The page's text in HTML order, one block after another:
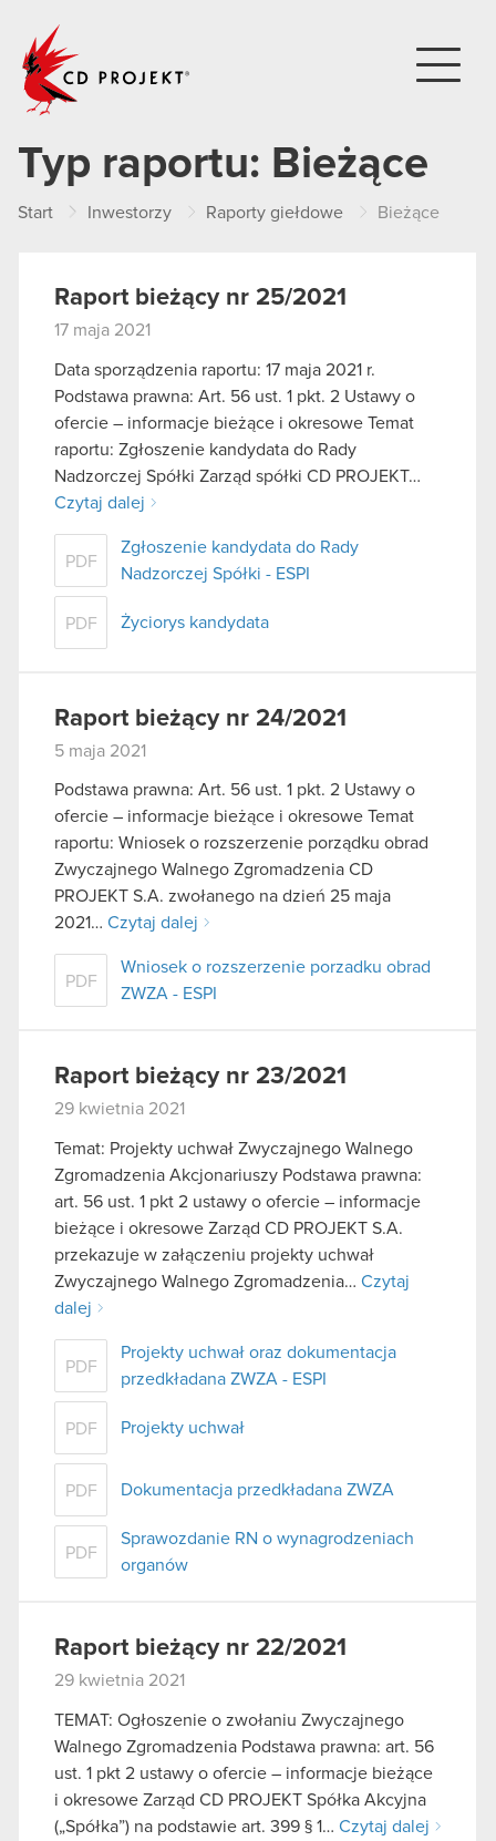
Typ raportu: Bieżące
Start Inwestorzy Raporty giełdowe Bieżące
Raport bieżący nr 25/2021
17 maja 2021
Data sporządzenia raportu: 17 maja 2021 r.
Podstawa prawna: Art. 56 ust. 1 pkt. 2 Ustawy o
ofercie – informacje bieżące i okresowe Temat
raportu: Zgłoszenie kandydata do Rady
Nadzorczej Spółki Zarząd spółki CD PROJEKT…
Czytaj dalej
PDF
Zgłoszenie kandydata do Rady
Nadzorczej Spółki - ESPI
PDF Życiorys kandydata
Raport bieżący nr 24/2021
5 maja 2021
Podstawa prawna: Art. 56 ust. 1 pkt. 2 Ustawy o
ofercie – informacje bieżące i okresowe Temat
raportu: Wniosek o rozszerzenie porządku obrad
Zwyczajnego Walnego Zgromadzenia CD
PROJEKT S.A. zwołanego na dzień 25 maja
2021… Czytaj dalej
PDF
Wniosek o rozszerzenie porzadku obrad
ZWZA - ESPI
Raport bieżący nr 23/2021
29 kwietnia 2021
Temat: Projekty uchwał Zwyczajnego Walnego
Zgromadzenia Akcjonariuszy Podstawa prawna:
art. 56 ust. 1 pkt 2 ustawy o ofercie – informacje
bieżące i okresowe Zarząd CD PROJEKT S.A.
przekazuje w załączeniu projekty uchwał
Zwyczajnego Walnego Zgromadzenia… Czytaj
dalej
PDF
Projekty uchwał oraz dokumentacja
przedkładana ZWZA - ESPI
PDF Projekty uchwał
PDF Dokumentacja przedkładana ZWZA
PDF
Sprawozdanie RN o wynagrodzeniach
organów
Raport bieżący nr 22/2021
29 kwietnia 2021
TEMAT: Ogłoszenie o zwołaniu Zwyczajnego
Walnego Zgromadzenia Podstawa prawna: art. 56
ust. 1 pkt 2 ustawy o ofercie – informacje bieżące
i okresowe Zarząd CD PROJEKT Spółka Akcyjna
(„Spółka”) na podstawie art. 399 § 1… Czytaj dalej